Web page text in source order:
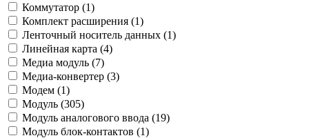
Коммутатор (1)
Комплект расширения (1)
Ленточный носитель данных (1)
Линейная карта (4)
Медиа модуль (7)
Медиа-конвертер (3)
Модем (1)
Модуль (305)
Модуль аналогового ввода (19)
Модуль блок-контактов (1)